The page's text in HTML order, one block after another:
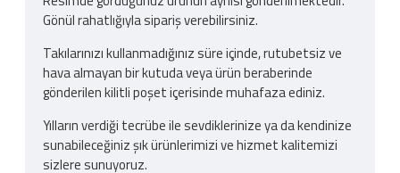
Gönül rahatlığıyla sipariş verebilirsiniz.
Takılarınızı kullanmadığınız süre içinde, rutubetsiz ve
hava almayan bir kutuda veya ürün beraberinde
gönderilen kilitli poşet içerisinde muhafaza ediniz.
Yılların verdiği tecrübe ile sevdiklerinize ya da kendinize
sunabileceğiniz şık ürünlerimizi ve hizmet kalitemizi
sizlere sunuyoruz.